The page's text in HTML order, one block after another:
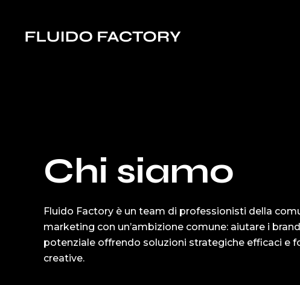
Chi siamo
Fluido Factory è un team di professionisti della
marketing con un’ambizione comune: aiutare i
potenziale offrendo soluzioni strategiche efficaci e
creative.